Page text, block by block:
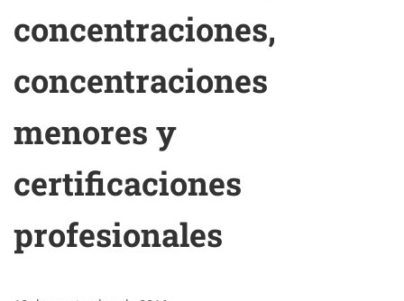
concentraciones,
concentraciones
menores y
certificaciones
profesionales